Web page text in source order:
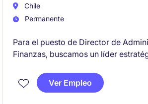
Chile
Permanente
Para el puesto de Director de
Finanzas, buscamos un líder
capacidad para influir en decisiones
excelencia operacional.
Ver Empleo